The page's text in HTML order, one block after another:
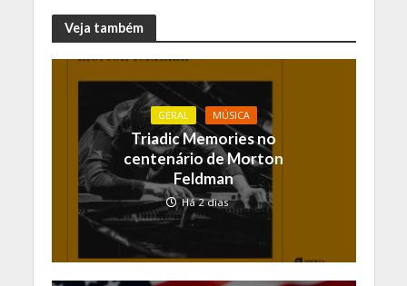
Veja também
GERAL MÚSICA
Triadic Memories no
centenário de Morton
Feldman
Há 2 dias